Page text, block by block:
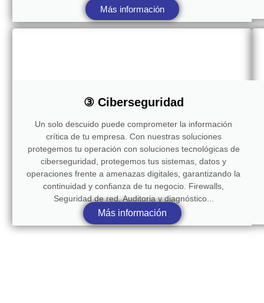
Más información
③ Ciberseguridad
Un solo descuido puede comprometer la información
crítica de tu empresa. Con nuestras soluciones
protegemos tu operación con soluciones tecnológicas de
ciberseguridad, protegemos tus sistemas, datos y
operaciones frente a amenazas digitales, garantizando la
continuidad y confianza de tu negocio. Firewalls,
Seguridad de red, Auditoria y diagnóstico...
Más información